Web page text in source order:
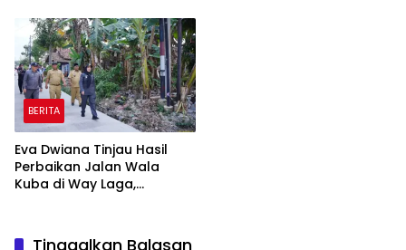
BERITA
Eva Dwiana Tinjau Hasil
Perbaikan Jalan Wala
Kuba di Way Laga,
Tinggalkan Balasan